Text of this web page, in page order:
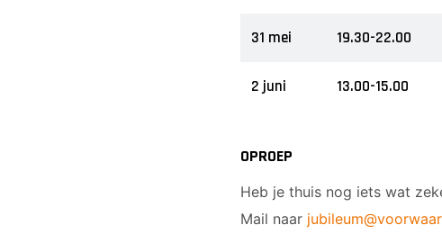
31 mei 19.30-22.00
2 juni 13.00-15.00
OPROEP
Heb je thuis nog iets wat
Mail naar